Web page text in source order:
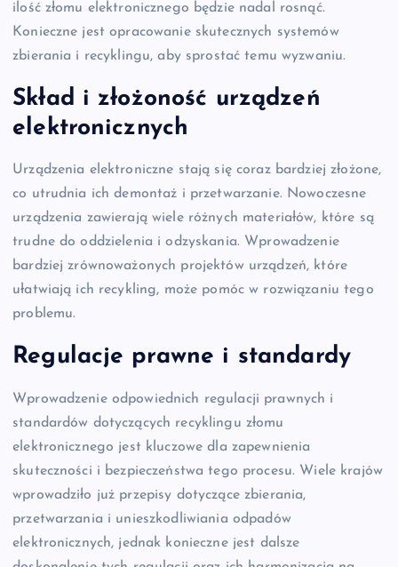
ilość złomu elektronicznego będzie nadal rosnąć.
Konieczne jest opracowanie skutecznych systemów
zbierania i recyklingu, aby sprostać temu wyzwaniu.
Skład i złożoność urządzeń
elektronicznych
Urządzenia elektroniczne stają się coraz bardziej złożone,
co utrudnia ich demontaż i przetwarzanie. Nowoczesne
urządzenia zawierają wiele różnych materiałów, które są
trudne do oddzielenia i odzyskania. Wprowadzenie
bardziej zrównoważonych projektów urządzeń, które
ułatwiają ich recykling, może pomóc w rozwiązaniu tego
problemu.
Regulacje prawne i standardy
Wprowadzenie odpowiednich regulacji prawnych i
standardów dotyczących recyklingu złomu
elektronicznego jest kluczowe dla zapewnienia
skuteczności i bezpieczeństwa tego procesu. Wiele krajów
wprowadziło już przepisy dotyczące zbierania,
przetwarzania i unieszkodliwiania odpadów
elektronicznych, jednak konieczne jest dalsze